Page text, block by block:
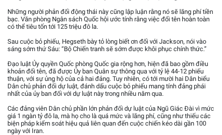
Những người phản đối động thái này cũng lập luận rằng nó sẽ lãng phí tiền
bạc. Văn phòng Ngân sách Quốc hội ước tính rằng việc đổi tên hoàn toàn
có thể tiêu tốn tới 125 triệu đô la.
Sau cuộc bỏ phiếu, Hegseth bày tỏ lòng biết ơn đối với Jackson, nói vào
sáng sớm thứ Sáu: “Bộ Chiến tranh sẽ sớm được khôi phục chính thức.”
Đạo luật Ủy quyền Quốc phòng Quốc gia rộng hơn, hiện đã bao gồm điều
khoản đổi tên, đã được Ủy ban Quân sự thông qua với tỷ lệ 44-12 phiếu
thuận, với sự ủng hộ của cả hai đảng. Tuy nhiên, có tới mười hai Dân biểu
Dân chủ phản đối dự luật, đánh dấu cuộc bỏ phiếu mang tính đảng phái
nhất của ủy ban đối với dự luật này trong nhiều năm qua.
Các đảng viên Dân chủ phần lớn phản đối dự luật của Ngũ Giác Đài vì mức
giá 1 ngàn tỷ đô la, mà họ cho là quá mức và lãng phí, cũng như thiếu các
biện pháp kiểm soát hiệu quả liên quan đến cuộc chiến kéo dài gần 100
ngày với Iran.